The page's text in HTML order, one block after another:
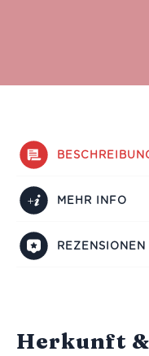
MEHR INFO
Herkunft